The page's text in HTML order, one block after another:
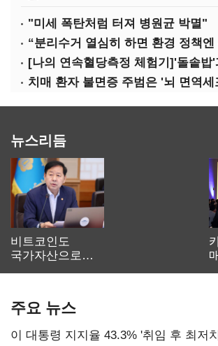
"미세 폭탄처럼 터져 병원균 박멸"
“분리수거 열심히 하면 환경 정책엔
치매 환자 불면증 주범은 '뇌 면역세
뉴스리듬
비트코인도
국가자산으로…'
주요 뉴스
이 대통령 지지율 43.3% '취임 후 최저